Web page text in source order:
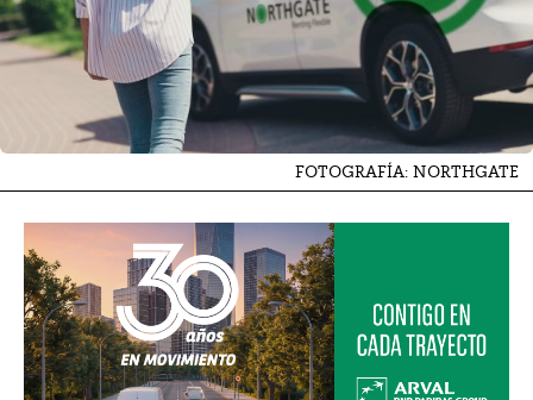
FOTOGRAFÍA: NORTHGATE